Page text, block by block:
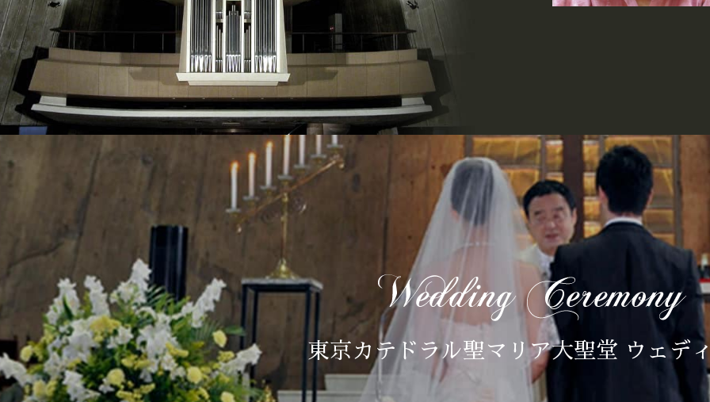
東京カテドラル聖マリア大聖堂 ウェデ